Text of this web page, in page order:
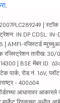
.
| स्टॉक
IN DP CDSL: IN-
AMFI-रजिस्टर्ड
रजिस्ट्रेशन तारीख: 30/
| BSE मेंबर ID:
पार्क, रोड नं. 16V,
- 400604
आधारावर आकारले